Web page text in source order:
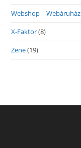
Webshop – Webáruház
X-Faktor(8)
Zene(19)